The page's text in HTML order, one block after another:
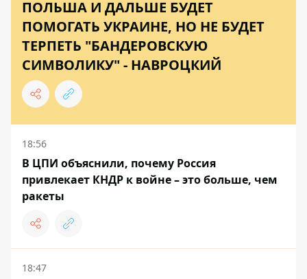
ПОЛЬША И ДАЛЬШЕ БУДЕТ
ПОМОГАТЬ УКРАИНЕ, НО НЕ БУДЕТ
ТЕРПЕТЬ "БАНДЕРОВСКУЮ
СИМВОЛИКУ" - НАВРОЦКИЙ
18:56
В ЦПИ объяснили, почему Россия
привлекает КНДР к войне – это больше, чем
ракеты
18:47